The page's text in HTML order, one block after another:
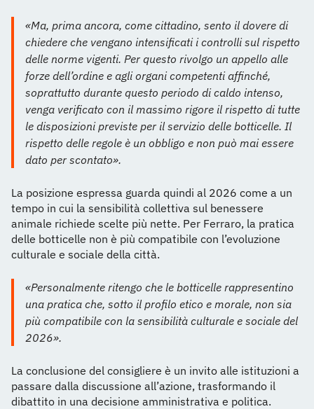
«Ma, prima ancora, come cittadino, sento il dovere di
chiedere che vengano intensificati i controlli sul rispetto
delle norme vigenti. Per questo rivolgo un appello alle
forze dell’ordine e agli organi competenti affinché,
soprattutto durante questo periodo di caldo intenso,
venga verificato con il massimo rigore il rispetto di tutte
le disposizioni previste per il servizio delle botticelle. Il
rispetto delle regole è un obbligo e non può mai essere
dato per scontato».
La posizione espressa guarda quindi al 2026 come a un
tempo in cui la sensibilità collettiva sul benessere
animale richiede scelte più nette. Per Ferraro, la pratica
delle botticelle non è più compatibile con l’evoluzione
culturale e sociale della città.
«Personalmente ritengo che le botticelle rappresentino
una pratica che, sotto il profilo etico e morale, non sia
più compatibile con la sensibilità culturale e sociale del
2026».
La conclusione del consigliere è un invito alle istituzioni a
passare dalla discussione all’azione, trasformando il
dibattito in una decisione amministrativa e politica.